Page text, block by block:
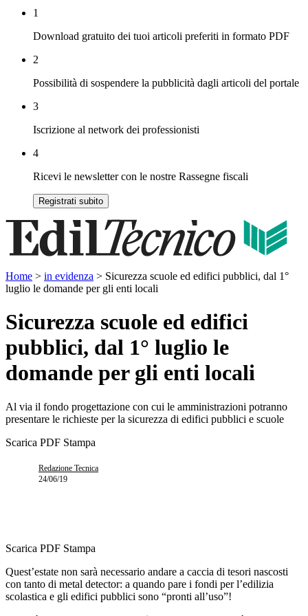
1
Download gratuito dei tuoi articoli preferiti in formato PDF
2
Possibilità di sospendere la pubblicità dagli articoli del portale
3
Iscrizione al network dei professionisti
4
Ricevi le newsletter con le nostre Rassegne fiscali
Registrati subito
Home > in evidenza > Sicurezza scuole ed edifici pubblici, dal 1°
luglio le domande per gli enti locali
Sicurezza scuole ed edifici
pubblici, dal 1° luglio le
domande per gli enti locali
Al via il fondo progettazione con cui le amministrazioni potranno
presentare le richieste per la sicurezza di edifici pubblici e scuole
Scarica PDF Stampa
Redazione Tecnica
24/06/19
Scarica PDF Stampa
Quest’estate non sarà necessario andare a caccia di tesori nascosti
con tanto di metal detector: a quando pare i fondi per l’edilizia
scolastica e gli edifici pubblici sono “pronti all’uso”!